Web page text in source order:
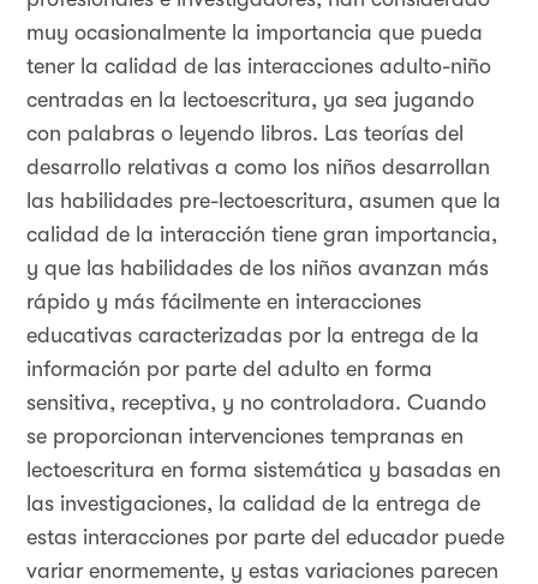
muy ocasionalmente la importancia que pueda
tener la calidad de las interacciones adulto-niño
centradas en la lectoescritura, ya sea jugando
con palabras o leyendo libros. Las teorías del
desarrollo relativas a como los niños desarrollan
las habilidades pre-lectoescritura, asumen que la
calidad de la interacción tiene gran importancia,
y que las habilidades de los niños avanzan más
rápido y más fácilmente en interacciones
educativas caracterizadas por la entrega de la
información por parte del adulto en forma
sensitiva, receptiva, y no controladora. Cuando
se proporcionan intervenciones tempranas en
lectoescritura en forma sistemática y basadas en
las investigaciones, la calidad de la entrega de
estas interacciones por parte del educador puede
variar enormemente, y estas variaciones parecen